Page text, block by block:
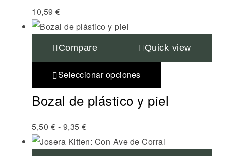
10,59 €
Compare Quick view
Seleccionar opciones
Bozal de plástico y piel
5,50 € - 9,35 €